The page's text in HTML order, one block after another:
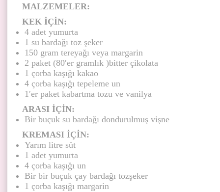
MALZEMELER:
KEK İÇİN:
4 adet yumurta
1 su bardağı toz şeker
150 gram tereyağı veya margarin
2 paket (80′er gramlık )bitter çikolata
1 çorba kaşığı kakao
4 çorba kaşığı tepeleme un
1′er paket kabartma tozu ve vanilya
ARASI İÇİN:
Bir buçuk su bardağı dondurulmuş vişne
KREMASI İÇİN:
Yarım litre süt
1 adet yumurta
4 çorba kaşığı un
Bir bir buçuk çay bardağı tozşeker
1 çorba kaşığı margarin